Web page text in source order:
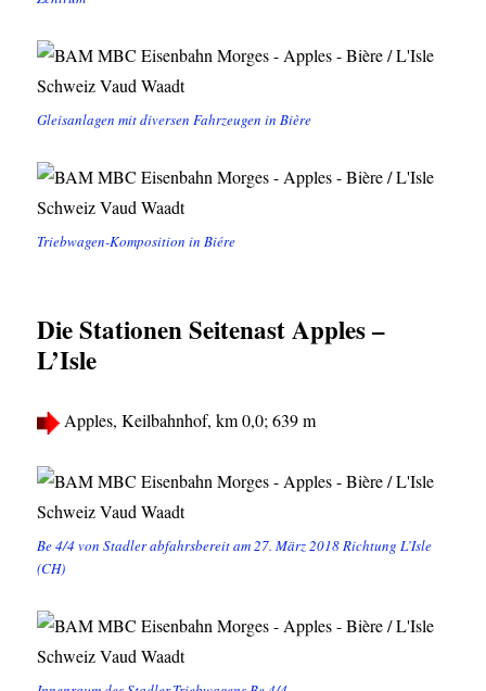
Gleisanlagen mit diversen Fahrzeugen in Bière
Triebwagen-Komposition in Biére
Die Stationen Seitenast Apples –
L’Isle
Apples, Keilbahnhof, km 0,0; 639 m
Be 4/4 von Stadler abfahrsbereit am 27. März 2018 Richtung L’Isle
(CH)